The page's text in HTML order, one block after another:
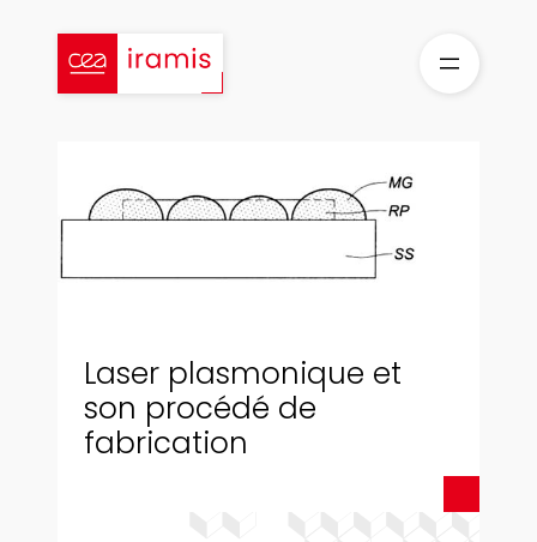
contenu
Laser plasmonique et
son procédé de
fabrication